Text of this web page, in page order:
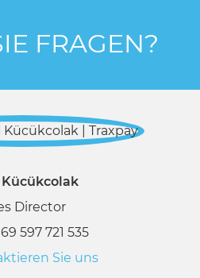
FRAGEN?
Director
597 721 535
Sie uns